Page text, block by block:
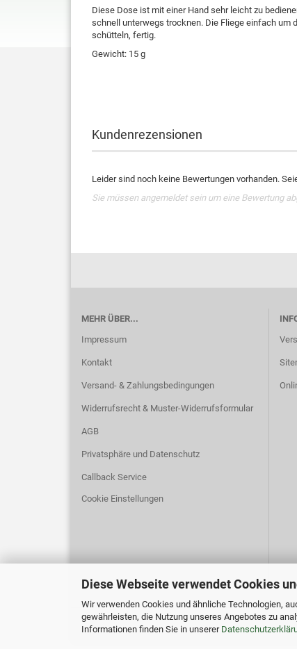
Diese Webseite verwendet Cookies
Wir verwenden Cookies und ähnliche Technologien,
gewährleisten, die Nutzung unseres Angebotes zu
Informationen finden Sie in unserer
Diese Dose ist mit einer Hand sehr leicht zu
schnell unterwegs trocknen. Die Fliege einfach um
schütteln, fertig.
Gewicht: 15 g
Kundenrezensionen
Leider sind noch keine Bewertungen vorhanden.
Sie müssen angemeldet sein um eine Bewertung
MEHR ÜBER...
Impressum
Kontakt
Versand- & Zahlungsbedingungen
Widerrufsrecht & Muster-Widerrufsformular
AGB
Privatsphäre und Datenschutz
Callback Service
Cookie Einstellungen